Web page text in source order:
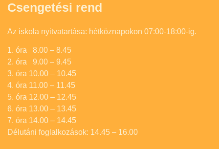
Csengetési rend
Az iskola nyitvatartása: hétköznapokon 07:00-18:00-ig.
1. óra 8.00 – 8.45
2. óra 9.00 – 9.45
3. óra 10.00 – 10.45
4. óra 11.00 – 11.45
5. óra 12.00 – 12.45
6. óra 13.00 – 13.45
7. óra 14.00 – 14.45
Délutáni foglalkozások: 14.45 – 16.00